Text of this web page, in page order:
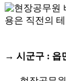
→ 시군구 : 읍